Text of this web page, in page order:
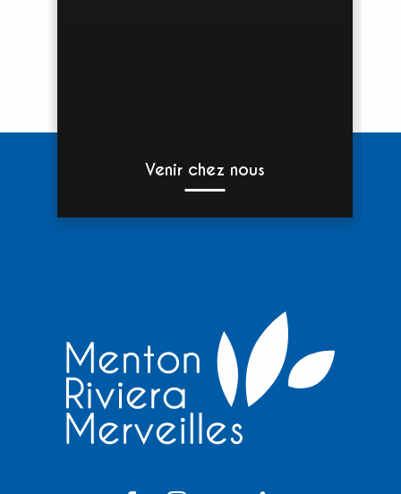
Venir chez nous